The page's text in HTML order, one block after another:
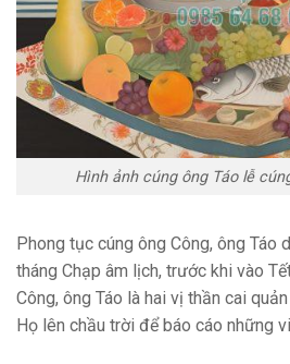
Hình ảnh cúng ông Táo lễ
Phong tục cúng ông Công, ông Táo
tháng Chạp âm lịch, trước khi vào
Công, ông Táo là hai vị thần cai
Họ lên chầu trời để báo cáo những